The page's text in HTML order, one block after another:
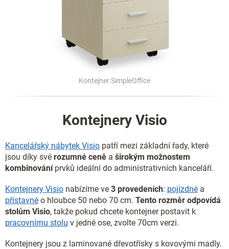
Kontejner SimpleOffice
Kontejnery Visio
Kancelářský nábytek Visio patří mezi základní řady, které
jsou díky své rozumné ceně a širokým možnostem
kombinováníprvků ideální do administrativních kanceláří.
Kontejnery Visio nabízíme ve 3 provedeních: pojízdné a
přístavné o hloubce 50 nebo 70 cm. Tento rozměr odpovídá
stolům Visio, takže pokud chcete kontejner postavit k
pracovnímu stolu v jedné ose, zvolte 70cm verzi.
Kontejnery jsou z laminované dřevotřísky s kovovými madly.